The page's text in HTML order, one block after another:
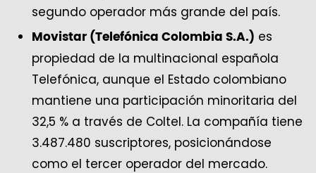
segundo operador más grande del país.
Movistar (Telefónica Colombia S.A.) es
propiedad de la multinacional española
Telefónica, aunque el Estado colombiano
mantiene una participación minoritaria del
32,5 % a través de Coltel. La compañía tiene
3.487.480 suscriptores, posicionándose
como el tercer operador del mercado.